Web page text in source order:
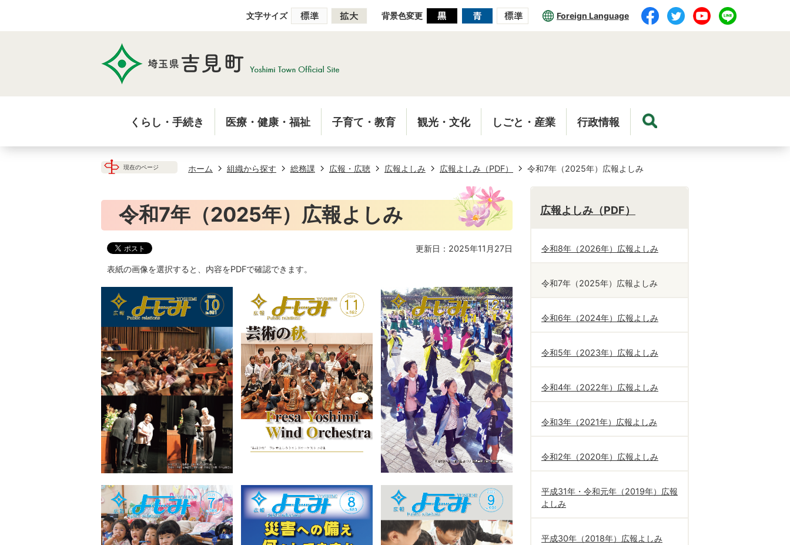
文字サイズ 背景色変更 Foreign Language
くらし・手続き 医療・健康・福祉 子育て・教育 観光・文化 しごと・産業 行政情報
現在のページ ホーム 組織から探す 総務課 広報・広聴 広報よしみ 広報よしみ（PDF） 令和7年（2025年）広報よしみ
令和7年（2025年）広報よしみ
更新日：2025年11月27日
表紙の画像を選択すると、内容をPDFで確認できます。
広報よしみ（PDF）
令和8年（2026年）広報よしみ
令和7年（2025年）広報よしみ
令和6年（2024年）広報よしみ
令和5年（2023年）広報よしみ
令和4年（2022年）広報よしみ
令和3年（2021年）広報よしみ
令和2年（2020年）広報よしみ
平成31年・令和元年（2019年）広報
よしみ
平成30年（2018年）広報よしみ